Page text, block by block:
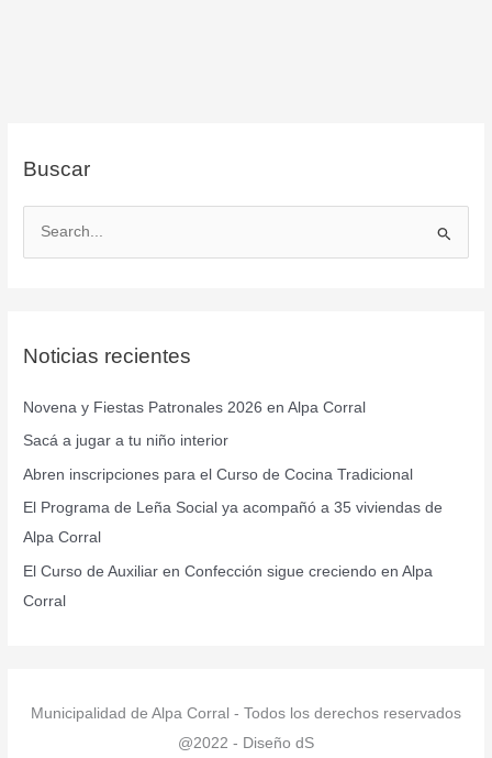
Buscar
a
p
o
r
:
Noticias recientes
Novena y Fiestas Patronales 2026 en Alpa Corral
Sacá a jugar a tu niño interior
Abren inscripciones para el Curso de Cocina Tradicional
El Programa de Leña Social ya acompañó a 35 viviendas de
Alpa Corral
El Curso de Auxiliar en Confección sigue creciendo en Alpa
Corral
Municipalidad de Alpa Corral - Todos los derechos reservados
@2022 - Diseño dS